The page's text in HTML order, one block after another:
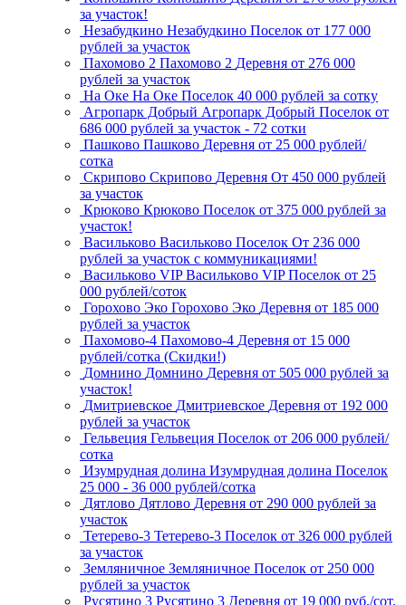
за участок!
Незабудкино Незабудкино Поселок от 177 000
рублей за участок
Пахомово 2 Пахомово 2 Деревня от 276 000
рублей за участок
На Оке На Оке Поселок 40 000 рублей за сотку
Агропарк Добрый Агропарк Добрый Поселок от
686 000 рублей за участок - 72 сотки
Пашково Пашково Деревня от 25 000 рублей/
сотка
Скрипово Скрипово Деревня От 450 000 рублей
за участок
Крюково Крюково Поселок от 375 000 рублей за
участок!
Васильково Васильково Поселок От 236 000
рублей за участок с коммуникациями!
Васильково VIP Васильково VIP Поселок от 25
000 рублей/соток
Горохово Эко Горохово Эко Деревня от 185 000
рублей за участок
Пахомово-4 Пахомово-4 Деревня от 15 000
рублей/сотка (Скидки!)
Домнино Домнино Деревня от 505 000 рублей за
участок!
Дмитриевское Дмитриевское Деревня от 192 000
рублей за участок
Гельвеция Гельвеция Поселок от 206 000 рублей/
сотка
Изумрудная долина Изумрудная долина Поселок
25 000 - 36 000 рублей/сотка
Дятлово Дятлово Деревня от 290 000 рублей за
участок
Тетерево-3 Тетерево-3 Поселок от 326 000 рублей
за участок
Земляничное Земляничное Поселок от 250 000
рублей за участок
Русятино 3 Русятино 3 Деревня от 19 000 руб./сот.